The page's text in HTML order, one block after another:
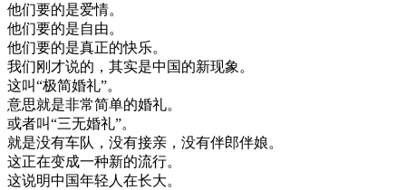
他们要的是爱情。
他们要的是自由。
他们要的是真正的快乐。
我们刚才说的 ， 其实是中国的新现象。
这叫“极简婚礼”。
意思就是非常简单的婚礼。
或者叫“三无婚礼”。
就是没有车队 ， 没有接亲 ， 没有伴郎伴娘。
这正在变成一种新的流行。
这说明中国年轻人在长大。